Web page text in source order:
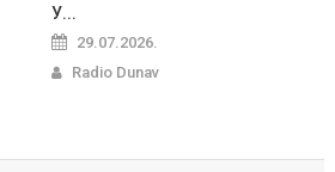
У...
29.07.2026.
Radio Dunav